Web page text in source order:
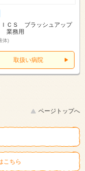
ＩＣＳ ブラッシュアップ
業務用
体)
取扱い病院
ページトップへ
こちら